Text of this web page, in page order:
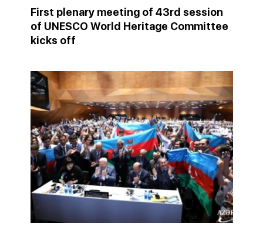
First plenary meeting of 43rd session
of UNESCO World Heritage Committee
kicks off